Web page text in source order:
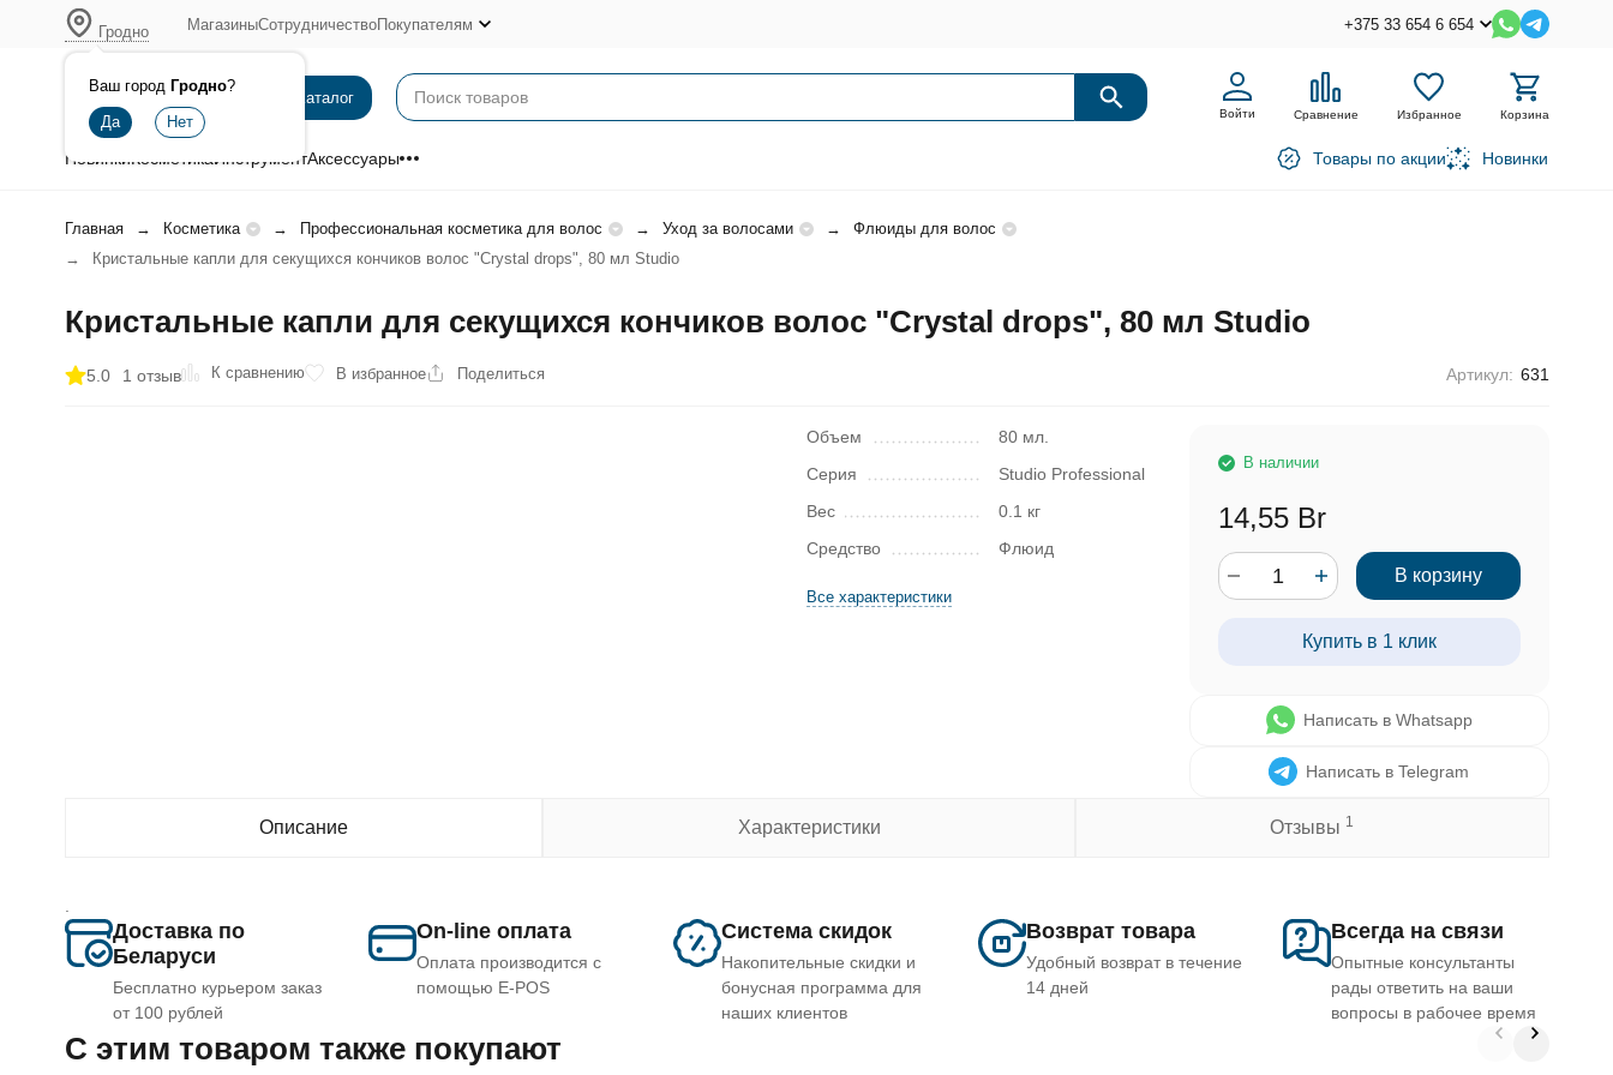
Гродно
Ваш город Гродно?
МагазиныСотрудничествоПокупателям +375 33 654 6 654
Каталог
Войти Сравнение Избранное Корзина
НовинкиКосметикаИнструментАксессуары Товары по акции Новинки
Главная Косметика Профессиональная косметика для волос Уход за волосами
Флюиды для волос
Кристальные капли для секущихся кончиков волос "Crystal drops", 80 мл Studio
Кристальные капли для секущихся кончиков волос "Crystal drops", 80 мл Studio
5.0 1 отзыв К сравнению В избранное Поделиться Артикул: 631
Объем
80 мл.
Серия
Studio Professional
Вес
0.1 кг
Средство
Флюид
Все характеристики
В наличии
14,55 Br
В корзину
Купить в 1 клик
Написать в Whatsapp
Написать в Telegram
Описание Характеристики Отзывы 1
Доставка по
Беларуси
Бесплатно курьером заказ
от 100 рублей
On-line оплата
Оплата производится с
помощью E-POS
Система скидок
Накопительные скидки и
бонусная программа для
наших клиентов
Возврат товара
Удобный возврат в течение
14 дней
Всегда на связи
Опытные консультанты
рады ответить на ваши
вопросы в рабочее время
C этим товаром также покупают